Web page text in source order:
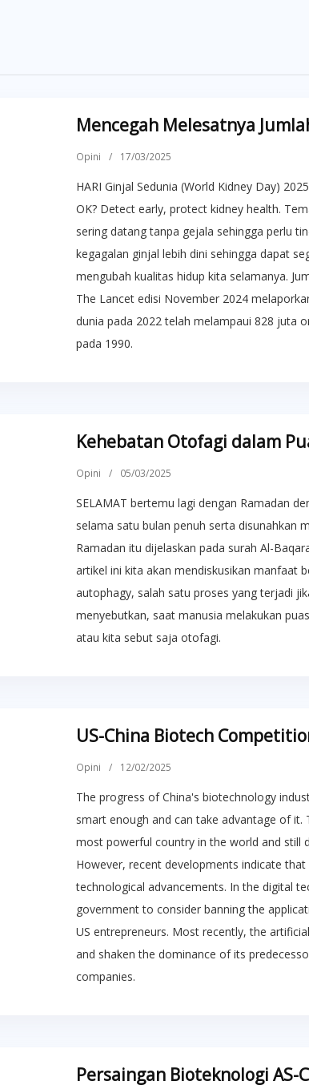
Mencegah Melesatnya
Opini / 17/03/2025
HARI Ginjal Sedunia (World Kidney Day)
OK? Detect early, protect kidney health.
sering datang tanpa gejala sehingga perlu
kegagalan ginjal lebih dini sehingga dapat
mengubah kualitas hidup kita selamanya.
The Lancet edisi November 2024
dunia pada 2022 telah melampaui 828 juta
pada 1990.
Kehebatan Otofagi dalam
Opini / 05/03/2025
SELAMAT bertemu lagi dengan Ramadan
selama satu bulan penuh serta disunahkan
Ramadan itu dijelaskan pada surah Al-
artikel ini kita akan mendiskusikan manfaat
autophagy, salah satu proses yang terjadi
menyebutkan, saat manusia melakukan
atau kita sebut saja otofagi.
US-China Biotech
Opini / 12/02/2025
The progress of China's biotechnology
smart enough and can take advantage of
most powerful country in the world and still
However, recent developments indicate
technological advancements. In the digital
government to consider banning the
US entrepreneurs. Most recently, the
and shaken the dominance of its
companies.
Persaingan Bioteknologi AS-